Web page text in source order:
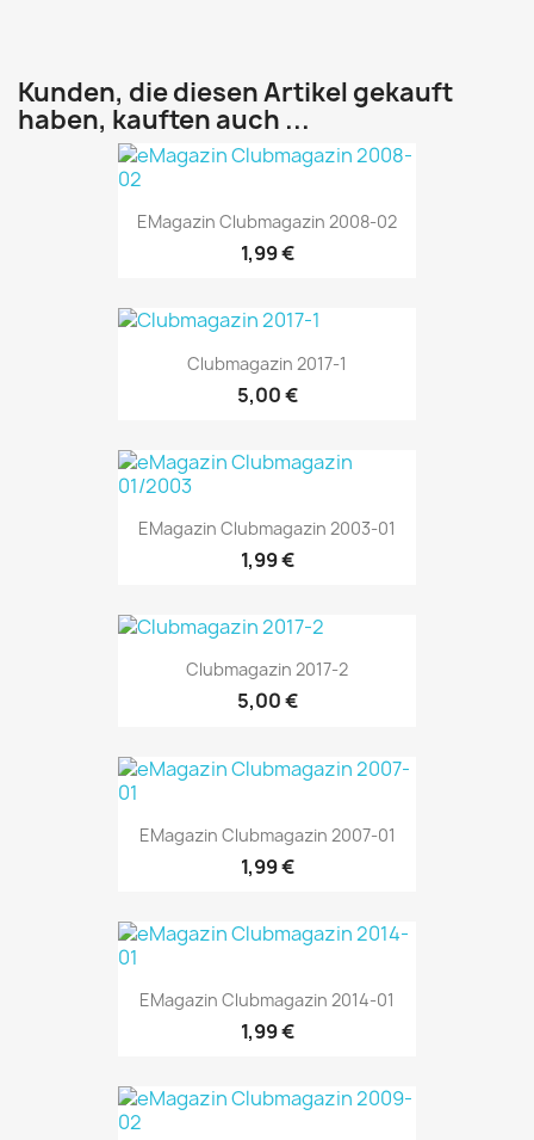
Kunden, die diesen Artikel gekauft
haben, kauften auch ...
EMagazin Clubmagazin 2008-02
1,99 €
Clubmagazin 2017-1
5,00 €
EMagazin Clubmagazin 2003-01
1,99 €
Clubmagazin 2017-2
5,00 €
EMagazin Clubmagazin 2007-01
1,99 €
EMagazin Clubmagazin 2014-01
1,99 €